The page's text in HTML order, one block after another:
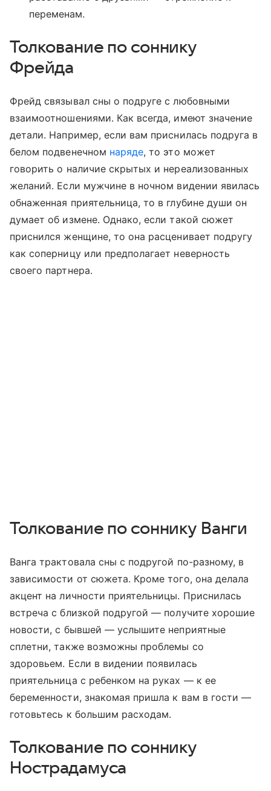
переменам.
Толкование по соннику
Фрейда
Фрейд связывал сны о подруге с любовными
взаимоотношениями. Как всегда, имеют значение
детали. Например, если вам приснилась подруга в
белом подвенечном наряде, то это может
говорить о наличие скрытых и нереализованных
желаний. Если мужчине в ночном видении явилась
обнаженная приятельница, то в глубине души он
думает об измене. Однако, если такой сюжет
приснился женщине, то она расценивает подругу
как соперницу или предполагает неверность
своего партнера.
Толкование по соннику Ванги
Ванга трактовала сны с подругой по-разному, в
зависимости от сюжета. Кроме того, она делала
акцент на личности приятельницы. Приснилась
встреча с близкой подругой — получите хорошие
новости, с бывшей — услышите неприятные
сплетни, также возможны проблемы со
здоровьем. Если в видении появилась
приятельница с ребенком на руках — к ее
беременности, знакомая пришла к вам в гости —
готовьтесь к большим расходам.
Толкование по соннику
Нострадамуса